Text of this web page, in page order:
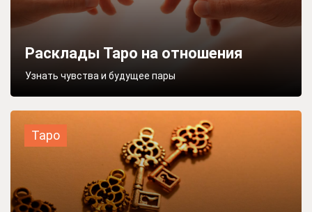
Расклады Таро на отношения
Узнать чувства и будущее пары
Таро